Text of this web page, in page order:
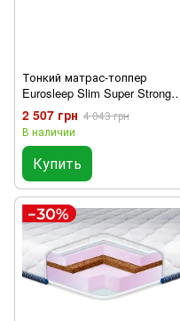
Тонкий матрас-топпер
Eurosleep Slim Super Strong
Жаккард/Трикотаж
2 507 грн 4 043 грн
В наличии
Купить